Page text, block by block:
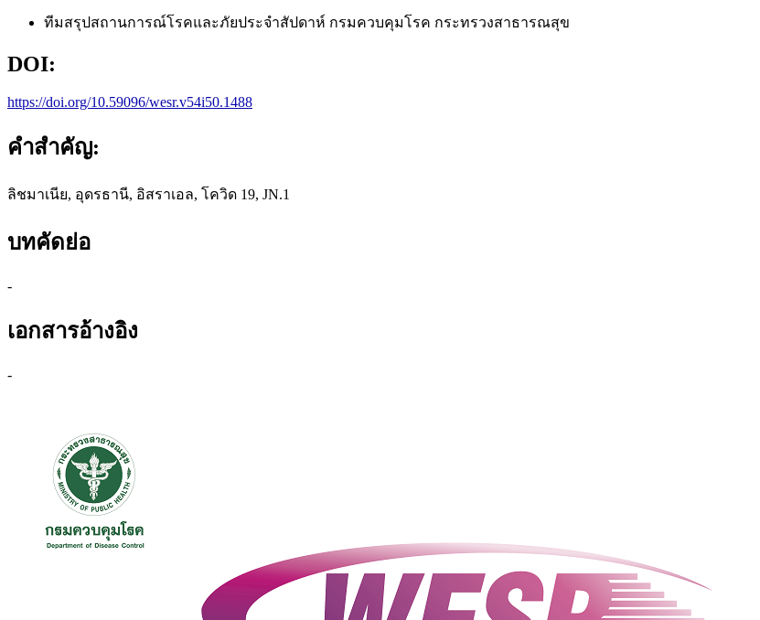
ทีมสรุปสถานการณ์โรคและภัยประจำสัปดาห์ กรมควบคุมโรค กระทรวงสาธารณสุข
DOI:
https://doi.org/10.59096/wesr.v54i50.1488
คำสำคัญ:
ลิชมาเนีย, อุดรธานี, อิสราเอล, โควิด 19, JN.1
บทคัดย่อ
-
เอกสารอ้างอิง
-